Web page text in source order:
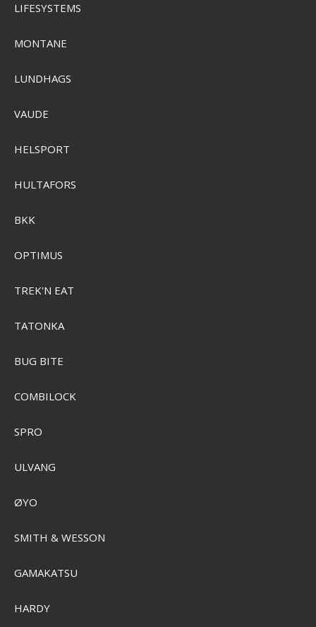
Traditional Chirp
LIFESYSTEMS
MONTANE
LUNDHAGS
VAUDE
HELSPORT
HULTAFORS
BKK
OPTIMUS
TREK'N EAT
TATONKA
BUG BITE
COMBILOCK
SPRO
ULVANG
ØYO
SMITH & WESSON
GAMAKATSU
HARDY